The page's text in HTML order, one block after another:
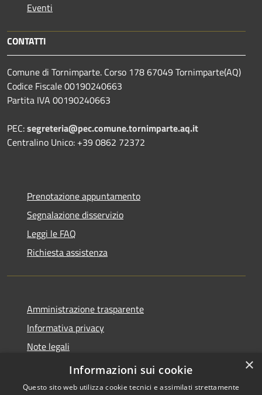
Eventi
CONTATTI
Comune di Tornimparte. Corso 178 67049 Tornimparte(AQ)
Codice Fiscale 00190240663
Partita IVA 00190240663
PEC:segreteria@pec.comune.tornimparte.aq.it
Centralino Unico: +39 0862 72372
Prenotazione appuntamento
Segnalazione disservizio
Leggi le FAQ
Richiesta assistenza
Amministrazione trasparente
Informativa privacy
Note legali
Dichiarazione di accessibilità
×
Informazioni sui cookie
Questo sito web utilizza cookie tecnici e assimilati strettamente